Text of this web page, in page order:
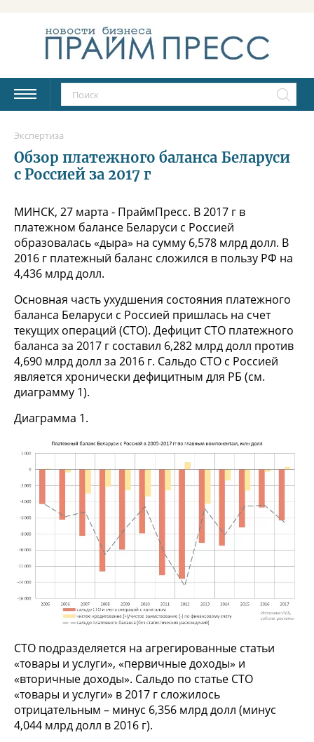
Экспертиза
Обзор платежного баланса Беларуси
с Россией за 2017 г
МИНСК, 27 марта - ПраймПресс. В 2017 г в
платежном балансе Беларуси с Россией
образовалась «дыра» на сумму 6,578 млрд долл. В
2016 г платежный баланс сложился в пользу РФ на
4,436 млрд долл.
Основная часть ухудшения состояния платежного
баланса Беларуси с Россией пришлась на счет
текущих операций (СТО). Дефицит СТО платежного
баланса за 2017 г составил 6,282 млрд долл против
4,690 млрд долл за 2016 г. Сальдо СТО с Россией
является хронически дефицитным для РБ (см.
диаграмму 1).
Диаграмма 1.
СТО подразделяется на агрегированные статьи
«товары и услуги», «первичные доходы» и
«вторичные доходы». Сальдо по статье СТО
«товары и услуги» в 2017 г сложилось
отрицательным – минус 6,356 млрд долл (минус
4,044 млрд долл в 2016 г).